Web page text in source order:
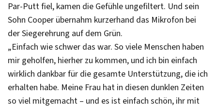
Par-Putt fiel, kamen die Gefühle ungefiltert. Und sein
Sohn Cooper übernahm kurzerhand das Mikrofon bei
der Siegerehrung auf dem Grün.
„Einfach wie schwer das war. So viele Menschen haben
mir geholfen, hierher zu kommen, und ich bin einfach
wirklich dankbar für die gesamte Unterstützung, die ich
erhalten habe. Meine Frau hat in diesen dunklen Zeiten
so viel mitgemacht – und es ist einfach schön, ihr mit